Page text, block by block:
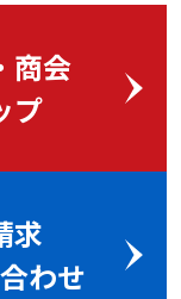
商会
プ
求
わせ